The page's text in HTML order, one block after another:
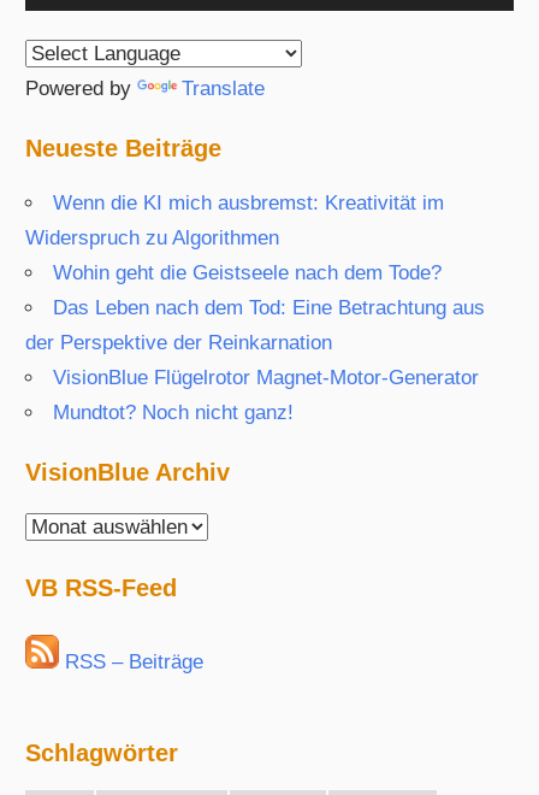
Player
Powered by Translate
Neueste Beiträge
Wenn die KI mich ausbremst: Kreativität im
Widerspruch zu Algorithmen
Wohin geht die Geistseele nach dem Tode?
Das Leben nach dem Tod: Eine Betrachtung aus
der Perspektive der Reinkarnation
VisionBlue Flügelrotor Magnet-Motor-Generator
Mundtot? Noch nicht ganz!
VisionBlue Archiv
VisionBlue
VB RSS-Feed
RSS – Beiträge
Schlagwörter